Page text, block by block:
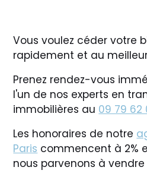
Vous voulez céder votre
rapidement et au
Prenez rendez-vous
l'un de nos experts en
immobilières au 09 79 62
Les honoraires de notre
Paris commencent à 2%
nous parvenons à